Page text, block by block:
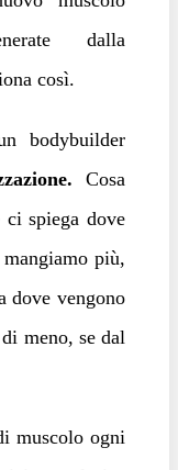
dalla
così.
bodybuilder
Cosa
spiega dove
più,
dove vengono
meno, se dal
muscolo ogni